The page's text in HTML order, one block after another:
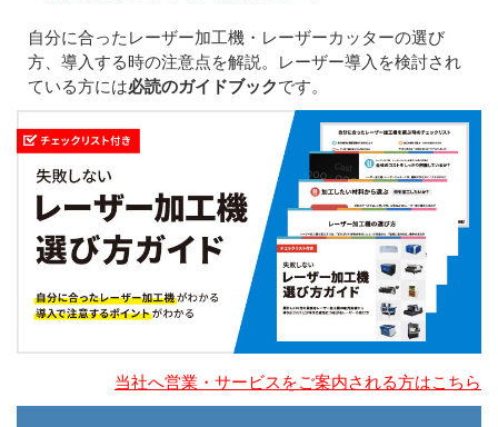
自分に合ったレーザー加工機・レーザーカッターの選び
方、導入する時の注意点を解説。レーザー導入を検討され
ている方には必読のガイドブックです。
当社へ営業・サービスをご案内される方はこちら